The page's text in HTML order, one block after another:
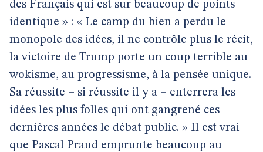
des Français qui est sur beaucoup de points
identique » : « Le camp du bien a perdu le
monopole des idées, il ne contrôle plus le récit,
la victoire de Trump porte un coup terrible au
wokisme, au progressisme, à la pensée unique.
Sa réussite – si réussite il y a – enterrera les
idées les plus folles qui ont gangrené ces
dernières années le débat public. » Il est vrai
que Pascal Praud emprunte beaucoup au